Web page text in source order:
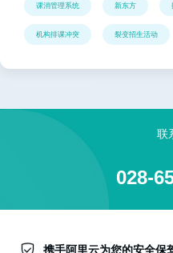
课消管理系统 新东方
机构排课冲突 裂变招生活动
联
028-
携手阿里云为您的安全保